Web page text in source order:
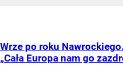
Wrze po roku
„Cała Europa nam go